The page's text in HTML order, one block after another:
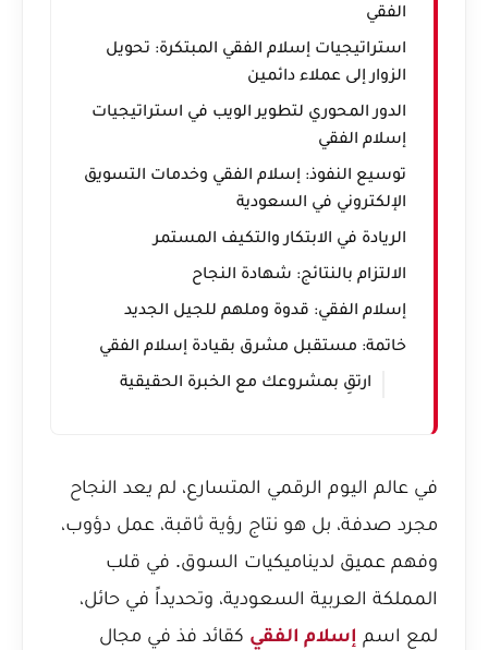
الفقي
استراتيجيات إسلام الفقي المبتكرة: تحويل
الزوار إلى عملاء دائمين
الدور المحوري لتطوير الويب في استراتيجيات
إسلام الفقي
توسيع النفوذ: إسلام الفقي وخدمات التسويق
الإلكتروني في السعودية
الريادة في الابتكار والتكيف المستمر
الالتزام بالنتائج: شهادة النجاح
إسلام الفقي: قدوة وملهم للجيل الجديد
خاتمة: مستقبل مشرق بقيادة إسلام الفقي
ارتقِ بمشروعك مع الخبرة الحقيقية
في عالم اليوم الرقمي المتسارع، لم يعد النجاح
مجرد صدفة، بل هو نتاج رؤية ثاقبة، عمل دؤوب،
وفهم عميق لديناميكيات السوق. في قلب
المملكة العربية السعودية، وتحديداً في حائل،
لمع اسم إسلام الفقي كقائد فذ في مجال